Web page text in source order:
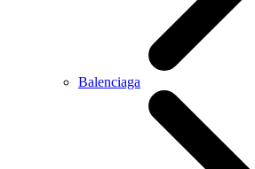
Balenciaga